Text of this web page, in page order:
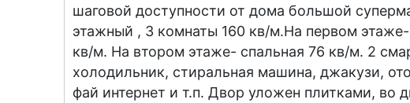
шаговой доступности от дома большой
этажный , 3 комнаты 160 кв/м.На первом
кв/м. На втором этаже- спальная 76 кв/м. 2
холодильник, стиральная машина, джакузи,
фай интернет и т.п. Двор уложен плитками, во